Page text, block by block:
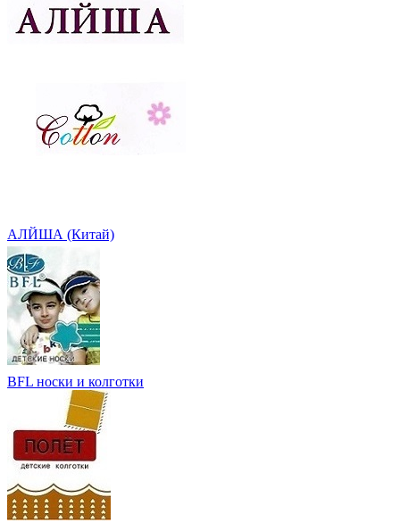
АЛЙША (Китай)
BFL носки и колготки